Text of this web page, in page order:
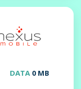
DATA 0 MB